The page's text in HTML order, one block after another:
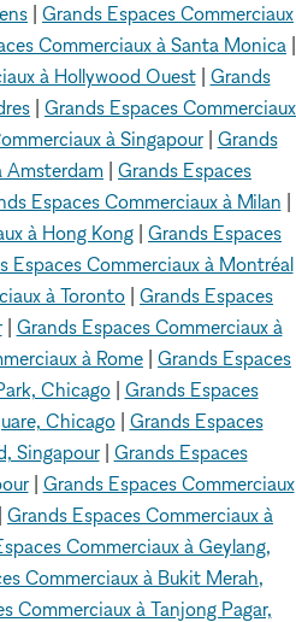
Grands Espaces Commerciaux
Commerciaux à Santa Monica
à Hollywood Ouest| Grands
Grands Espaces Commerciaux
à Singapour| Grands
Amsterdam Grands Espaces
Espaces Commerciaux à Milan
à Hong Kong Grands Espaces
Espaces Commerciaux à Montréal
à Toronto Grands Espaces
| Grands Espaces Commerciaux à
à Rome Grands Espaces
Chicago| Grands Espaces
Chicago| Grands Espaces
Singapour| Grands Espaces
| Grands Espaces Commerciaux
Grands Espaces Commerciaux à
Commerciaux à Geylang,
Commerciaux à Bukit Merah,
Commerciaux à Tanjong Pagar,